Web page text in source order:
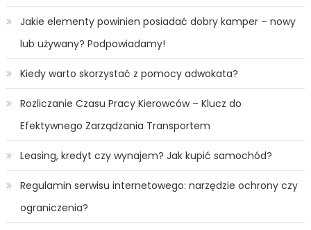
Jakie elementy powinien posiadać dobry kamper – nowy
lub używany? Podpowiadamy!
Kiedy warto skorzystać z pomocy adwokata?
Rozliczanie Czasu Pracy Kierowców – Klucz do
Efektywnego Zarządzania Transportem
Leasing, kredyt czy wynajem? Jak kupić samochód?
Regulamin serwisu internetowego: narzędzie ochrony czy
ograniczenia?